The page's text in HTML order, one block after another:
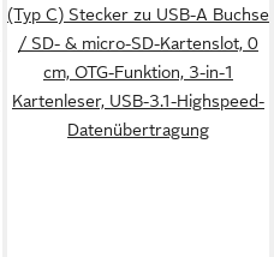
(Typ C) Stecker zu USB-A Buchse
/ SD- & micro-SD-Kartenslot, 0
cm, OTG-Funktion, 3-in-1
Kartenleser, USB-3.1-Highspeed-
Datenübertragung